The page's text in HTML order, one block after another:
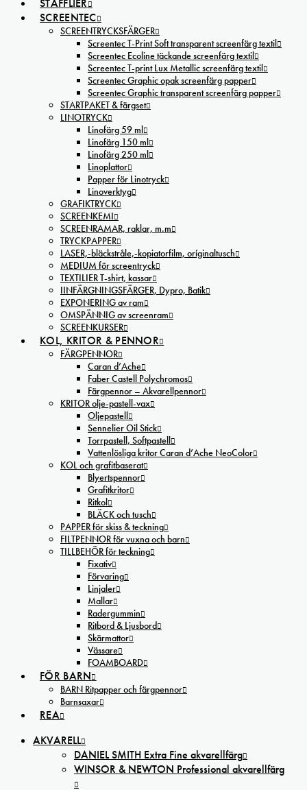
STAFFLIER
SCREENTEC
SCREENTRYCKSFÄRGER
Screentec T-Print Soft transparent screenfärg textil
Screentec Ecoline täckande screenfärg textil
Screentec T-print Lux Metallic screenfärg textil
Screentec Graphic opak screenfärg papper
Screentec Graphic transparent screenfärg papper
STARTPAKET & färgset
LINOTRYCK
Linofärg 59 ml
Linofärg 150 ml
Linofärg 250 ml
Linoplattor
Papper för Linotryck
Linoverktyg
GRAFIKTRYCK
SCREENKEMI
SCREENRAMAR, raklar, m.m
TRYCKPAPPER
LASER,-bläckstråle,-kopiatorfilm, oríginaltusch
MEDIUM för screentryck
TEXTILIER T-shirt, kassar
IINFÄRGNINGSFÄRGER, Dypro, Batik
EXPONERING av ram
OMSPÄNNIG av screenram
SCREENKURSER
KOL, KRITOR & PENNOR
FÄRGPENNOR
Caran d’Ache
Faber Castell Polychromos
Färgpennor – Akvarellpennor
KRITOR olje-pastell-vax
Oljepastell
Sennelier Oil Stick
Torrpastell, Softpastell
Vattenlösliga kritor Caran d’Ache NeoColor
KOL och grafitbaserat
Blyertspennor
Grafitkritor
Ritkol
BLÄCK och tusch
PAPPER för skiss & teckning
FILTPENNOR för vuxna och barn
TILLBEHÖR för teckning
Fixativ
Förvaring
Linjaler
Mallar
Radergummin
Ritbord & Ljusbord
Skärmattor
Vässare
FOAMBOARD
FÖR BARN
BARN Ritpapper och färgpennor
Barnsaxar
REA
AKVARELL
DANIEL SMITH Extra Fine akvarellfärg
WINSOR & NEWTON Professional akvarellfärg